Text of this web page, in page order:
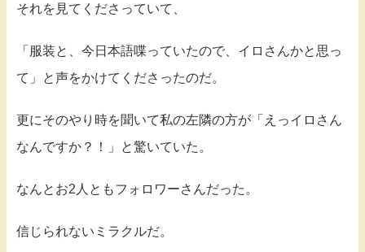
それを見てくださっていて、
「服装と、今日本語喋っていたので、イロさんかと思っ
て」と声をかけてくださったのだ。
更にそのやり時を聞いて私の左隣の方が「えっイロさん
なんですか？！」と驚いていた。
なんとお2人ともフォロワーさんだった。
信じられないミラクルだ。